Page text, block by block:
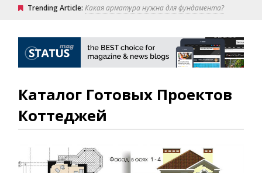
Trending Article: Какая арматура нужна для фундамента?
Каталог Готовых Проектов
Коттеджей